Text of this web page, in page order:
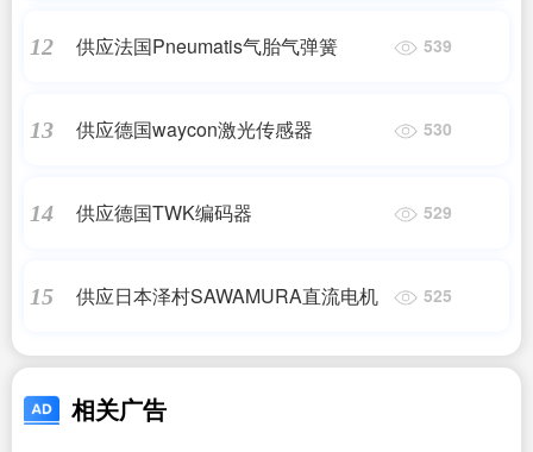
12 供应法国Pneumatis气胎气弹簧 539
13 供应德国waycon激光传感器 530
14 供应德国TWK编码器 529
15 供应日本泽村SAWAMURA直流电机 525
相关广告